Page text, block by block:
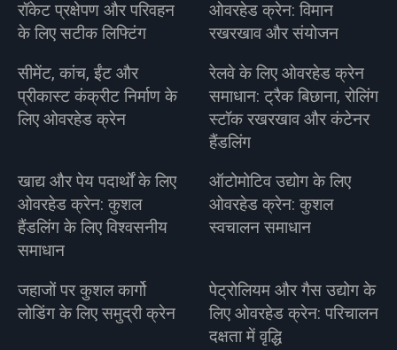
रॉकेट प्रक्षेपण और परिवहन
के लिए सटीक लिफ्टिंग
ओवरहेड क्रेन: विमान
रखरखाव और संयोजन
सीमेंट, कांच, ईंट और
प्रीकास्ट कंक्रीट निर्माण के
लिए ओवरहेड क्रेन
रेलवे के लिए ओवरहेड क्रेन
समाधान: ट्रैक बिछाना, रोलिंग
स्टॉक रखरखाव और कंटेनर
हैंडलिंग
खाद्य और पेय पदार्थों के लिए
ओवरहेड क्रेन: कुशल
हैंडलिंग के लिए विश्वसनीय
समाधान
ऑटोमोटिव उद्योग के लिए
ओवरहेड क्रेन: कुशल
स्वचालन समाधान
जहाजों पर कुशल कार्गो
लोडिंग के लिए समुद्री क्रेन
पेट्रोलियम और गैस उद्योग के
लिए ओवरहेड क्रेन: परिचालन
दक्षता में वृद्धि